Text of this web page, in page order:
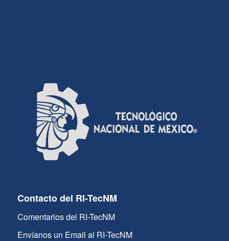
Contacto del RI-TecNM
Comentarios del RI-TecNM
Envíanos un Email al RI-TecNM